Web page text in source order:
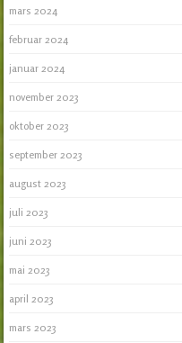
mars 2024
februar 2024
januar 2024
november 2023
oktober 2023
september 2023
august 2023
juli 2023
juni 2023
mai 2023
april 2023
mars 2023